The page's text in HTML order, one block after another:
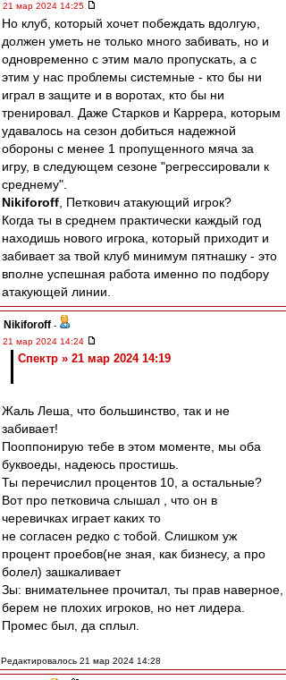
21 мар 2024 14:25
Но клуб, который хочет побеждать вдолгую,
должен уметь не только много забивать, но и
одновременно с этим мало пропускать, а с
этим у нас проблемы системные - кто бы ни
играл в защите и в воротах, кто бы ни
тренировал. Даже Старков и Каррера, которым
удавалось на сезон добиться надежной
обороны с менее 1 пропущенного мяча за
игру, в следующем сезоне "регрессировали к
среднему".
Nikiforoff , Петкович атакующий игрок?
Когда ты в среднем практически каждый год
находишь нового игрока, который приходит и
забивает за твой клуб минимум пятнашку - это
вполне успешная работа именно по подбору
атакующей линии.
Nikiforoff -
21 мар 2024 14:24
Спектр » 21 мар 2024 14:19
Жаль Леша, что большинство, так и не
забивает!
Пооппонирую тебе в этом моменте, мы оба
буквоеды, надеюсь простишь.
Ты перечислил процентов 10, а остальные?
Вот про петковича слышал , что он в
черевичках играет каких то
не согласен редко с тобой. Слишком уж
процент проебов(не зная, как бизнесу, а про
болел) зашкаливает
Зы: внимательнее прочитал, ты прав наверное,
берем не плохих игроков, но нет лидера.
Промес был, да сплыл.
Редактировалось 21 мар 2024 14:28